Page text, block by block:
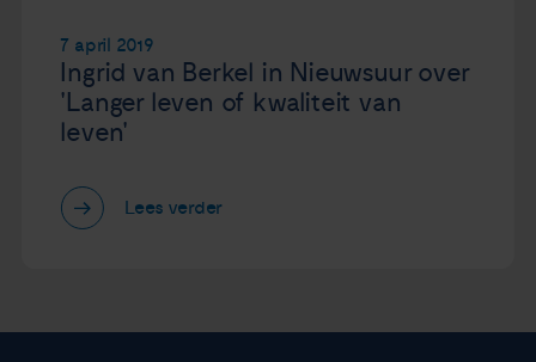
7 april 2019
Ingrid van Berkel in Nieuwsuur over
'Langer leven of kwaliteit van
leven'
Lees verder